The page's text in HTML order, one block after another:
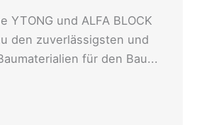
​​YTONG und ALFA BLOCK
den zuverlässigsten und
für den Bau...